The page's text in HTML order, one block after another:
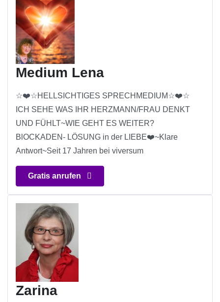
Medium Lena
☆❤️☆HELLSICHTIGES SPRECHMEDIUM☆❤️☆
ICH SEHE WAS IHR HERZMANN/FRAU DENKT
UND FÜHLT~WIE GEHT ES WEITER?
BlOCKADEN- LÖSUNG in der LIEBE❤️~Klare
Antwort~Seit 17 Jahren bei viversum
Gratis anrufen
Zarina